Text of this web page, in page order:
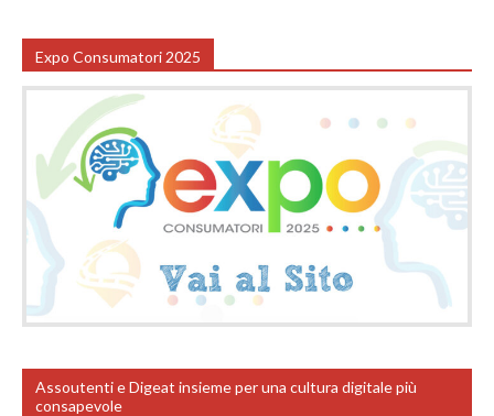
Expo Consumatori 2025
Assoutenti e Digeat insieme per una cultura digitale più
consapevole